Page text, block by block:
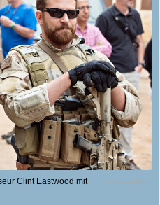
Clint Eastwood mit
© Warner Bros.